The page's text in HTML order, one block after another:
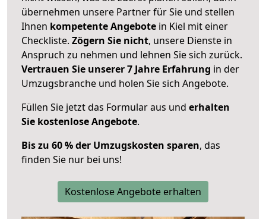
übernehmen unsere Partner für Sie und stellen
Ihnen kompetente Angebote in Kiel mit einer
Checkliste. Zögern Sie nicht, unsere Dienste in
Anspruch zu nehmen und lehnen Sie sich zurück.
Vertrauen Sie unserer 7 Jahre Erfahrung in der
Umzugsbranche und holen Sie sich Angebote.
Füllen Sie jetzt das Formular aus und erhalten
Sie kostenlose Angebote.
Bis zu 60 % der Umzugskosten sparen, das
finden Sie nur bei uns!
Kostenlose Angebote erhalten